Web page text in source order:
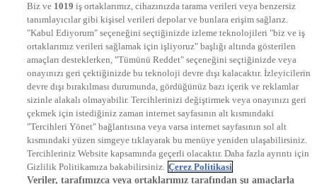
STAR
EURO STAR
KRAL POP TV
DYG Radyolar
NTV RADYO
KRAL FM
KRAL POP
EKSEN
VOYAGE
DYG Dijital
ntv.com.tr
ntvspor.net
secim.ntv.com.tr
startv.com.tr
Biz ve 1019 iş ortaklarımız, cihazınızda tarama verileri veya benzersiz
tanımlayıcılar gibi kişisel verileri depolar ve bunlara erişim sağlarız.
"Kabul Ediyorum" seçeneğini seçtiğinizde izleme teknolojileri "biz ve iş
ortaklarımız verileri sağlamak için işliyoruz" başlığı altında gösterilen
amaçları desteklerken, "Tümünü Reddet" seçeneğini seçtiğinizde veya
onayınızı geri çektiğinizde bu teknoloji devre dışı kalacaktır. İzleyicilerin
devre dışı bırakılması durumunda, gördüğünüz bazı içerik ve reklamlar
sizinle alakalı olmayabilir. Tercihlerinizi değiştirmek veya onayınızı geri
çekmek için istediğiniz zaman internet sayfasının alt kısmındaki
"Tercihleri Yönet" bağlantısına veya varsa internet sayfasının sol alt
kısmındaki yüzen simgeye tıklayarak bu menüye yeniden ulaşabilirsiniz.
Tercihleriniz Website kapsamında geçerli olacaktır. Daha fazla ayrıntı için
Gizlilik Politikamıza bakabilirsiniz. Çerez Politikasi
Veriler, tarafımızca veya ortaklarımız tarafından şu amaçlarla